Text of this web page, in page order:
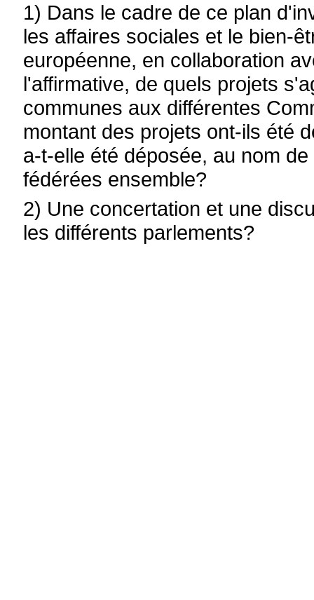
1) Dans le cadre de ce plan
les affaires sociales et le bien-
européenne, en collaboration
l'affirmative, de quels projets
communes aux différentes
montant des projets ont-ils été
a-t-elle été déposée, au nom
fédérées ensemble?
2) Une concertation et une
les différents parlements?